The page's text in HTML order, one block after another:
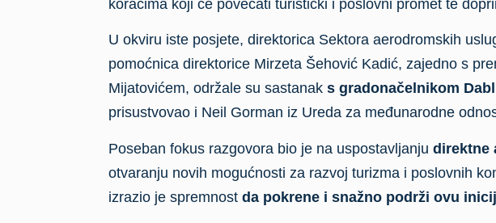
koracima koji će povećati turistički i poslovni promet te
U okviru iste posjete, direktorica Sektora aerodromskih
pomoćnica direktorice Mirzeta Šehović Kadić, zajedno s
Mijatovićem, održale su sastanak s gradonačelnikom
prisustvovao i Neil Gorman iz Ureda za međunarodne
Poseban fokus razgovora bio je na uspostavljanju direktne
otvaranju novih mogućnosti za razvoj turizma i poslovnih
izrazio je spremnost da pokrene i snažno podrži ovu